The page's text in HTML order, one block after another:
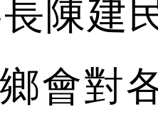
陳建
會對